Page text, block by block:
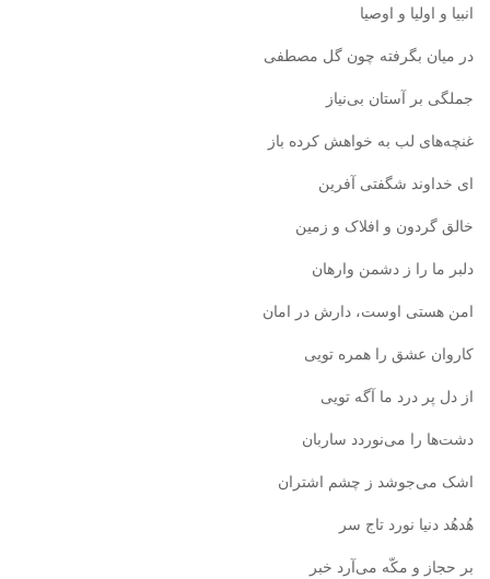
انبیا و اولیا و اوصیا
در میان بگرفته چون گل مصطفی
جملگی بر آستان بی‌نیاز
غنچه‌های لب به خواهش کرده باز
ای خداوند شگفتی آفرین
خالق گردون و افلاک و زمین
دلبر ما را ز دشمن وارهان
امن هستی اوست، دارش در امان
کاروان عشق را همره تویی
از دل پر درد ما آگه تویی
دشت‌ها را می‌نوردد ساربان
اشک می‌جوشد ز چشم اشتران
هُد‌هُد دنیا نورد تاج سر
بر حجاز و مکّه می‌آرد خبر